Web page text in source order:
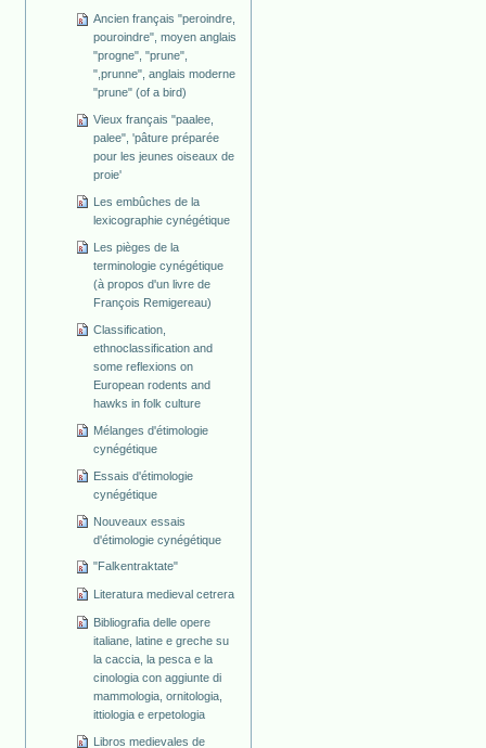
Ancien français "peroindre,
pouroindre", moyen anglais
"progne", "prune",
",prunne", anglais moderne
"prune" (of a bird)
Vieux français "paalee,
palee", 'pâture préparée
pour les jeunes oiseaux de
proie'
Les embûches de la
lexicographie cynégétique
Les pièges de la
terminologie cynégétique
(à propos d'un livre de
François Remigereau)
Classification,
ethnoclassification and
some reflexions on
European rodents and
hawks in folk culture
Mélanges d'étimologie
cynégétique
Essais d'étimologie
cynégétique
Nouveaux essais
d'étimologie cynégétique
"Falkentraktate"
Literatura medieval cetrera
Bibliografia delle opere
italiane, latine e greche su
la caccia, la pesca e la
cinologia con aggiunte di
mammologia, ornitologia,
ittiologia e erpetologia
Libros medievales de